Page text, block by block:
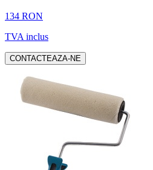
134 RON
TVA inclus
CONTACTEAZA-NE